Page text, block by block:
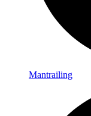
Mantrailing